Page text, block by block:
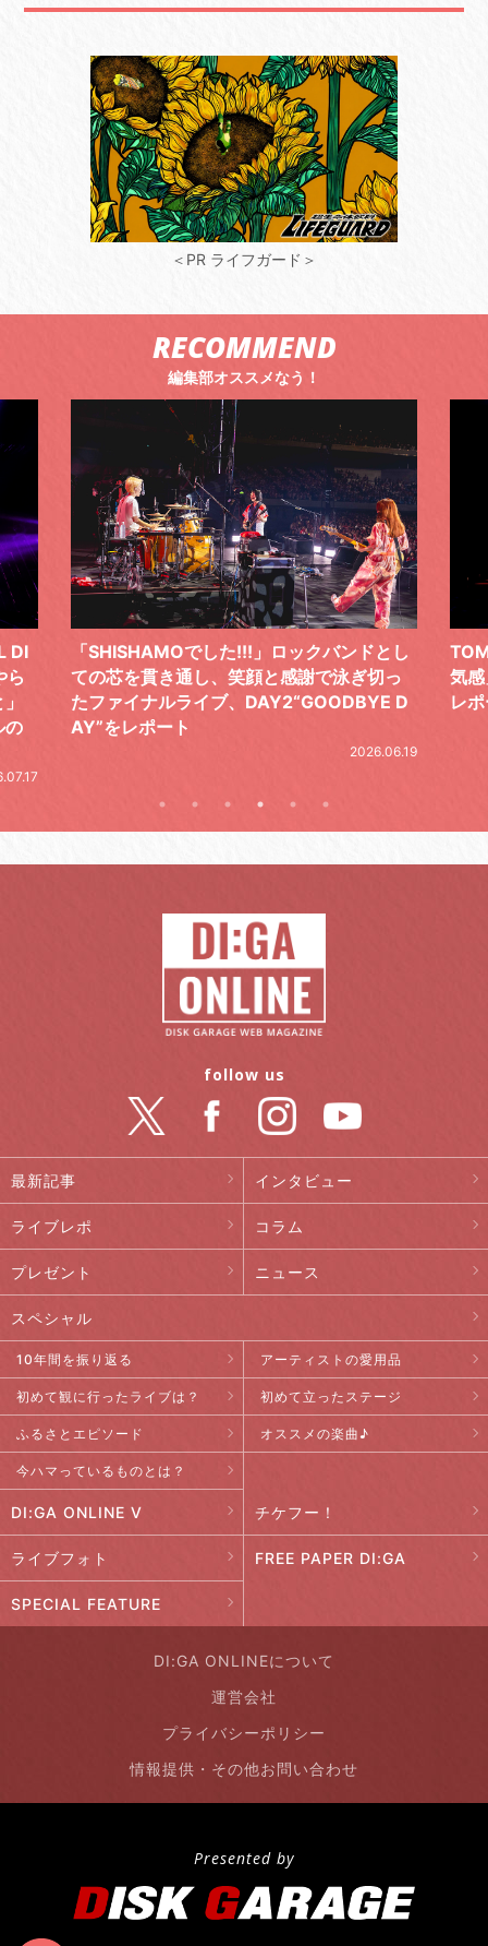
＜PR ライフガード＞
RECOMMEND
編集部オススメなう！
し
っ
D
TOMOO、３台の鍵盤で「6月から7月の空
気感」を鮮やかに描いた、FC限定ライブを
レポート
筋
の
と
最新記事 インタビュー
ライブレポ コラム
プレゼント ニュース
スペシャル
10年間を振り返る アーティストの愛用品
初めて観に行ったライブは？ 初めて立ったステージ
ふるさとエピソード オススメの楽曲♪
今ハマっているものとは？
DI:GA ONLINE V チケフー！
ライブフォト FREE PAPER DI:GA
SPECIAL FEATURE
follow us
DI:GA ONLINEについて
運営会社
プライバシーポリシー
情報提供・その他お問い合わせ
Presented by